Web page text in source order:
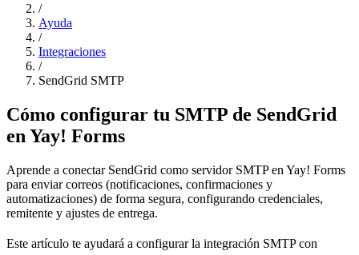
/
Ayuda
/
Integraciones
/
SendGrid SMTP
Cómo configurar tu SMTP de SendGrid
en Yay! Forms
Aprende a conectar SendGrid como servidor SMTP en Yay! Forms
para enviar correos (notificaciones, confirmaciones y
automatizaciones) de forma segura, configurando credenciales,
remitente y ajustes de entrega.
Este artículo te ayudará a configurar la integración SMTP con